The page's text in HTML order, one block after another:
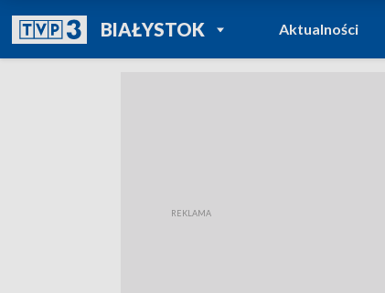
BIAŁYSTOKPOWRÓT DO
TVP REGIONY
Aktualności